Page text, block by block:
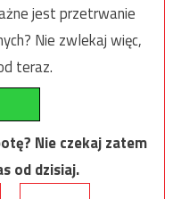
jest przetrwanie
Nie zwlekaj więc,
teraz.
Nie czekaj zatem
od dzisiaj.